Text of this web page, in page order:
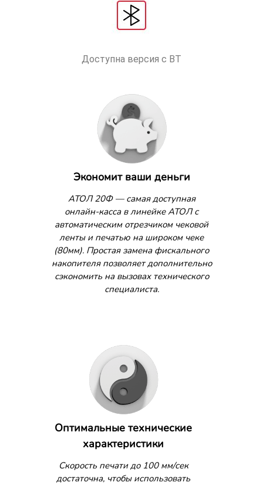
Доступна версия с BT
Экономит ваши деньги
АТОЛ 20Ф — самая доступная
онлайн-касса в линейке АТОЛ с
автоматическим отрезчиком чековой
ленты и печатью на широком чеке
(80мм). Простая замена фискального
накопителя позволяет дополнительно
сэкономить на вызовах технического
специалиста.
Оптимальные технические
характеристики
Скорость печати до 100 мм/сек
достаточна, чтобы использовать